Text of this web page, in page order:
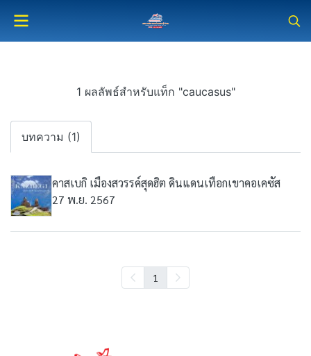
1 ผลลัพธ์สำหรับแท็ก "caucasus"
บทความ (1)
คาสเบกิ เมืองสวรรค์สุดฮิต ดินแดนเทือกเขาคอเคซัส
27 พ.ย. 2567
1